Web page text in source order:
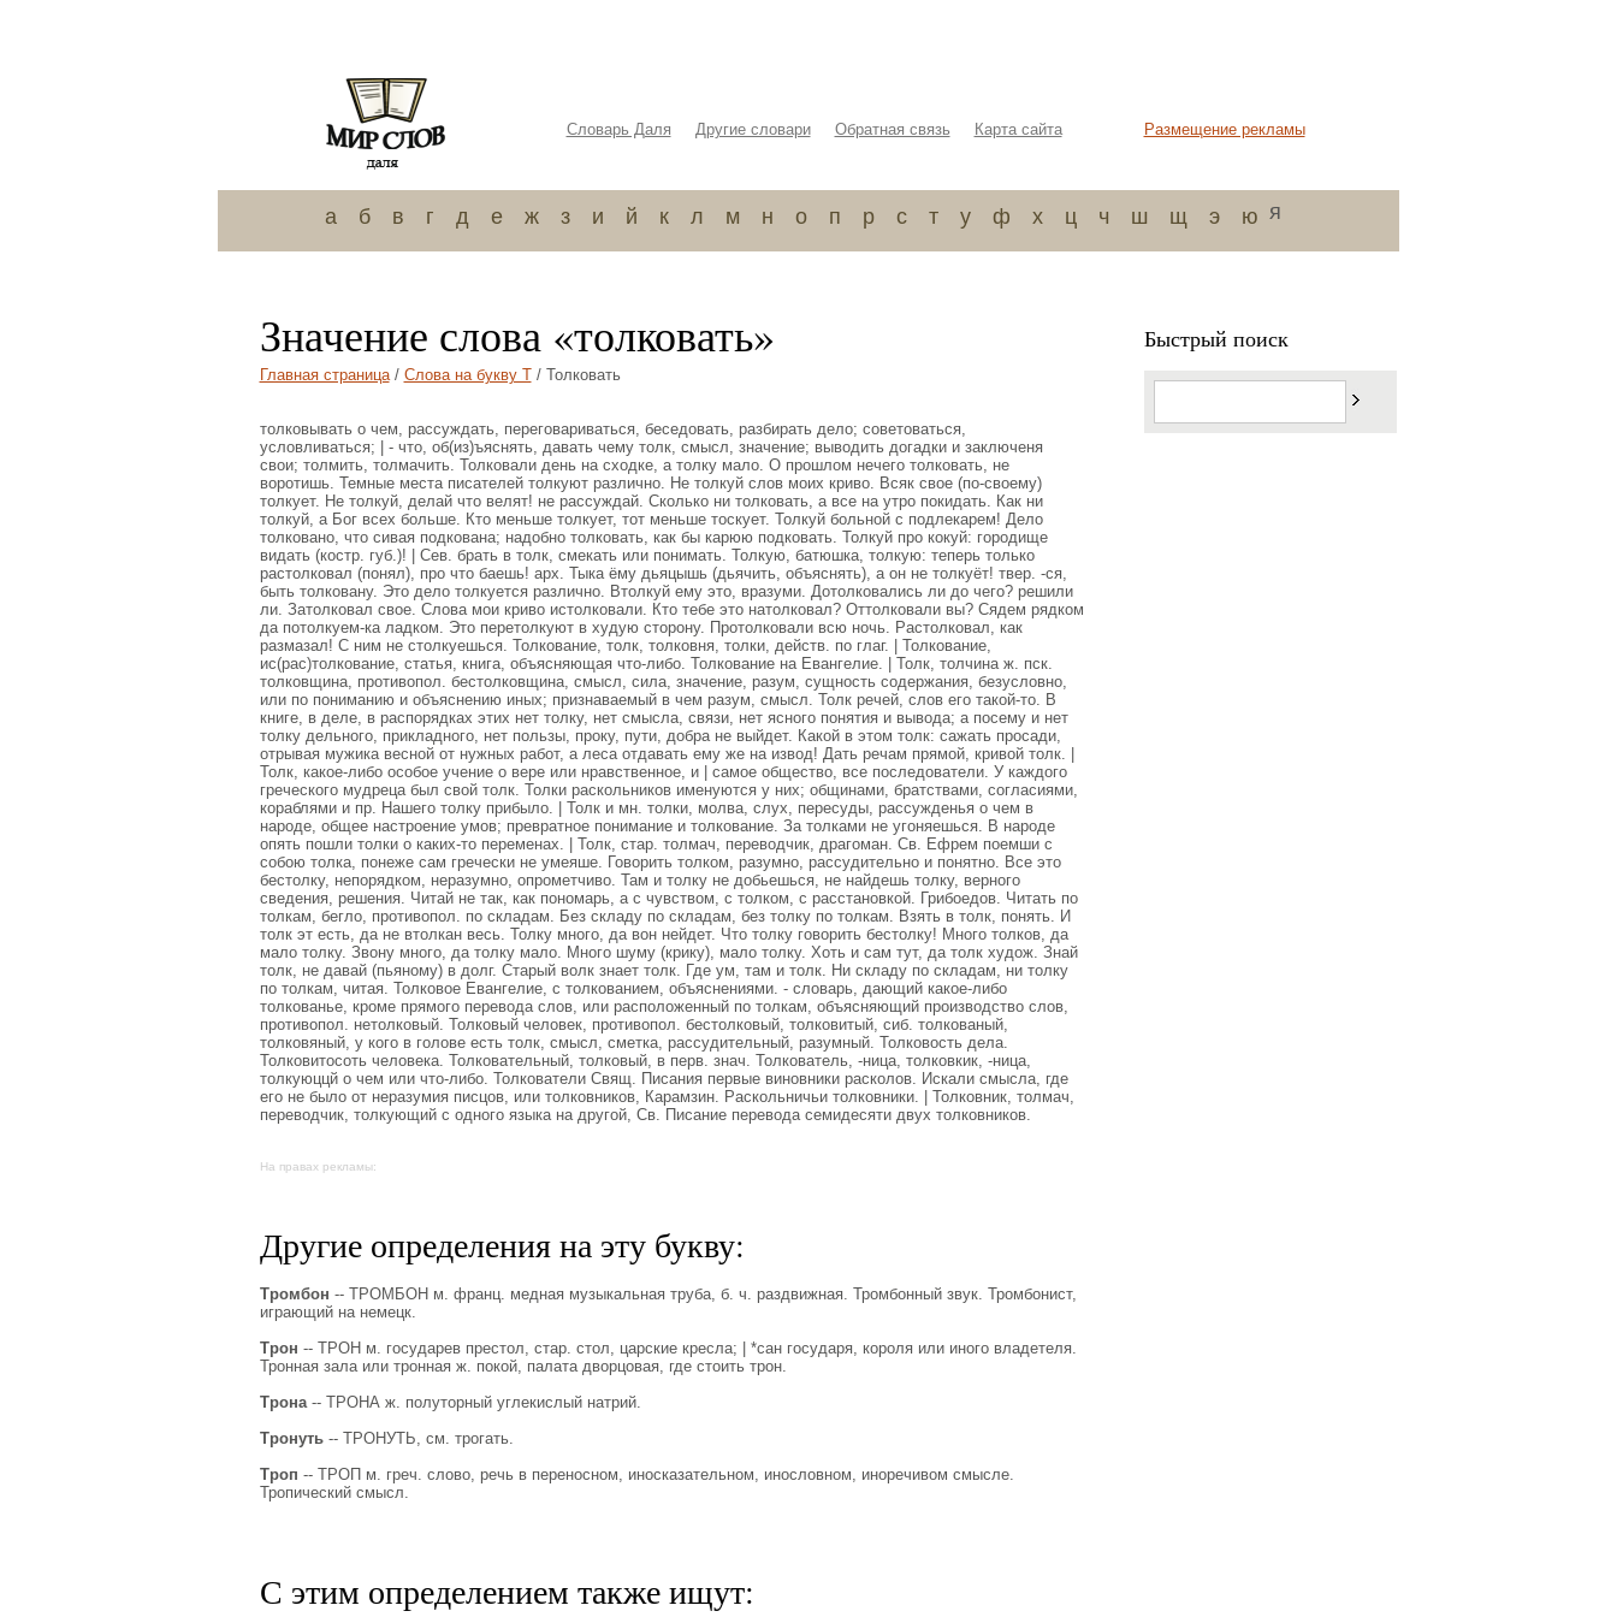
Словарь Даля Другие словари Обратная связь Карта сайта Размещение рекламы
а б в г д е ж з и й к л м н о п р с т у ф х ц ч ш щ э ю я
Значение слова «толковать»
Главная страница/ Слова на букву Т/ Толковать
толковывать о чем, рассуждать, переговариваться, беседовать, разбирать дело; советоваться,
условливаться; | - что, об(из)ъяснять, давать чему толк, смысл, значение; выводить догадки и заключеня
свои; толмить, толмачить. Толковали день на сходке, а толку мало. О прошлом нечего толковать, не
воротишь. Темные места писателей толкуют различно. Не толкуй слов моих криво. Всяк свое (по-своему)
толкует. Не толкуй, делай что велят! не рассуждай. Сколько ни толковать, а все на утро покидать. Как ни
толкуй, а Бог всех больше. Кто меньше толкует, тот меньше тоскует. Толкуй больной с подлекарем! Дело
толковано, что сивая подкована; надобно толковать, как бы карюю подковать. Толкуй про кокуй: городище
видать (костр. губ.)! | Сев. брать в толк, смекать или понимать. Толкую, батюшка, толкую: теперь только
растолковал (понял), про что баешь! арх. Тыка ёму дьяцышь (дьячить, объяснять), а он не толкуёт! твер. -ся,
быть толковану. Это дело толкуется различно. Втолкуй ему это, вразуми. Дотолковались ли до чего? решили
ли. Затолковал свое. Слова мои криво истолковали. Кто тебе это натолковал? Оттолковали вы? Сядем рядком
да потолкуем-ка ладком. Это перетолкуют в худую сторону. Протолковали всю ночь. Растолковал, как
размазал! С ним не столкуешься. Толкование, толк, толковня, толки, действ. по глаг. | Толкование,
ис(рас)толкование, статья, книга, объясняющая что-либо. Толкование на Евангелие. | Толк, толчина ж. пск.
толковщина, противопол. бестолковщина, смысл, сила, значение, разум, сущность содержания, безусловно,
или по пониманию и объяснению иных; признаваемый в чем разум, смысл. Толк речей, слов его такой-то. В
книге, в деле, в распорядках этих нет толку, нет смысла, связи, нет ясного понятия и вывода; а посему и нет
толку дельного, прикладного, нет пользы, проку, пути, добра не выйдет. Какой в этом толк: сажать просади,
отрывая мужика весной от нужных работ, а леса отдавать ему же на извод! Дать речам прямой, кривой толк. |
Толк, какое-либо особое учение о вере или нравственное, и | самое общество, все последователи. У каждого
греческого мудреца был свой толк. Толки раскольников именуются у них; общинами, братствами, согласиями,
кораблями и пр. Нашего толку прибыло. | Толк и мн. толки, молва, слух, пересуды, рассужденья о чем в
народе, общее настроение умов; превратное понимание и толкование. За толками не угоняешься. В народе
опять пошли толки о каких-то переменах. | Толк, стар. толмач, переводчик, драгоман. Св. Ефрем поемши с
собою толка, понеже сам гречески не умеяше. Говорить толком, разумно, рассудительно и понятно. Все это
бестолку, непорядком, неразумно, опрометчиво. Там и толку не добьешься, не найдешь толку, верного
сведения, решения. Читай не так, как пономарь, а с чувством, с толком, с расстановкой. Грибоедов. Читать по
толкам, бегло, противопол. по складам. Без складу по складам, без толку по толкам. Взять в толк, понять. И
толк эт есть, да не втолкан весь. Толку много, да вон нейдет. Что толку говорить бестолку! Много толков, да
мало толку. Звону много, да толку мало. Много шуму (крику), мало толку. Хоть и сам тут, да толк худож. Знай
толк, не давай (пьяному) в долг. Старый волк знает толк. Где ум, там и толк. Ни складу по складам, ни толку
по толкам, читая. Толковое Евангелие, с толкованием, объяснениями. - словарь, дающий какое-либо
толкованье, кроме прямого перевода слов, или расположенный по толкам, объясняющий производство слов,
противопол. нетолковый. Толковый человек, противопол. бестолковый, толковитый, сиб. толкованый,
толковяный, у кого в голове есть толк, смысл, сметка, рассудительный, разумный. Толковость дела.
Толковитосоть человека. Толковательный, толковый, в перв. знач. Толкователь, -ница, толковкик, -ница,
толкуюццй о чем или что-либо. Толкователи Свящ. Писания первые виновники расколов. Искали смысла, где
его не было от неразумия писцов, или толковников, Карамзин. Раскольничьи толковники. | Толковник, толмач,
переводчик, толкующий с одного языка на другой, Св. Писание перевода семидесяти двух толковников.
На правах рекламы:
Другие определения на эту букву:
Тромбон -- ТРОМБОН м. франц. медная музыкальная труба, б. ч. раздвижная. Тромбонный звук. Тромбонист,
играющий на немецк.
Трон -- ТРОН м. государев престол, стар. стол, царские кресла; | *сан государя, короля или иного владетеля.
Тронная зала или тронная ж. покой, палата дворцовая, где стоить трон.
Трона-- ТРОНА ж. полуторный углекислый натрий.
Тронуть-- ТРОНУТЬ, см. трогать.
Троп -- ТРОП м. греч. слово, речь в переносном, иносказательном, инословном, иноречивом смысле.
Тропический смысл.
С этим определением также ищут:
Быстрый поиск